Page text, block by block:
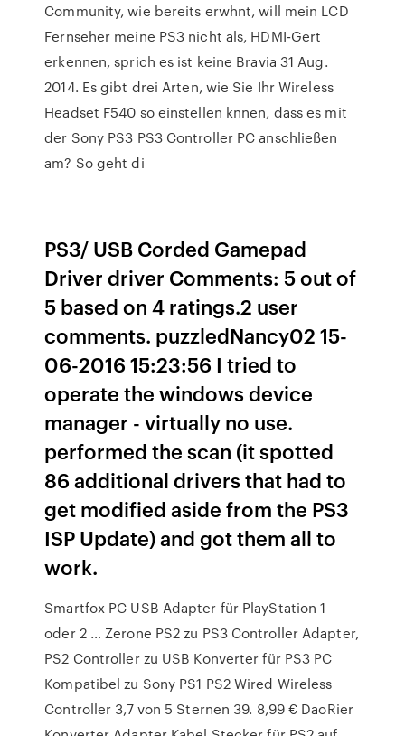
Community, wie bereits erwhnt, will mein LCD
Fernseher meine PS3 nicht als, HDMI-Gert
erkennen, sprich es ist keine Bravia 31 Aug.
2014. Es gibt drei Arten, wie Sie Ihr Wireless
Headset F540 so einstellen knnen, dass es mit
der Sony PS3 PS3 Controller PC anschließen
am? So geht di
PS3/ USB Corded Gamepad
Driver driver Comments: 5 out of
5 based on 4 ratings.2 user
comments. puzzledNancy02 15-
06-2016 15:23:56 I tried to
operate the windows device
manager - virtually no use.
performed the scan (it spotted
86 additional drivers that had to
get modified aside from the PS3
ISP Update) and got them all to
work.
Smartfox PC USB Adapter für PlayStation 1
oder 2 … Zerone PS2 zu PS3 Controller Adapter,
PS2 Controller zu USB Konverter für PS3 PC
Kompatibel zu Sony PS1 PS2 Wired Wireless
Controller 3,7 von 5 Sternen 39. 8,99 € DaoRier